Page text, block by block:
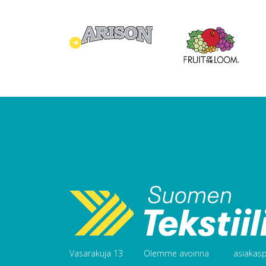
Vasarakuja 13
Olemme avoinna